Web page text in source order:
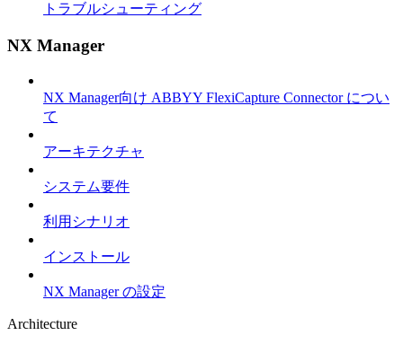
トラブルシューティング
NX Manager
NX Manager向け ABBYY FlexiCapture Connector につい
て
アーキテクチャ
システム要件
利用シナリオ
インストール
NX Manager の設定
Architecture